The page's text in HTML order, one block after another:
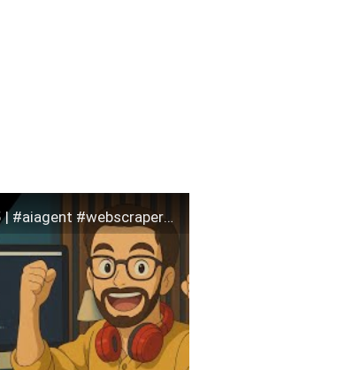
BUILD AI Agent Scraper With Python and OPENAI 2025 | #aiagent #webscraper #amazon